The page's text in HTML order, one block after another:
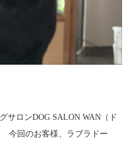
サロンDOG SALON WAN（ド
のお客様、ラブラドー